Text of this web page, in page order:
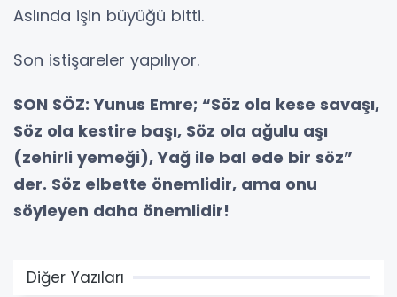
Aslında işin büyüğü bitti.
Son istişareler yapılıyor.
SON SÖZ: Yunus Emre; “Söz ola kese savaşı,
Söz ola kestire başı, Söz ola ağulu aşı
(zehirli yemeği), Yağ ile bal ede bir söz”
der. Söz elbette önemlidir, ama onu
söyleyen daha önemlidir!
Diğer Yazıları